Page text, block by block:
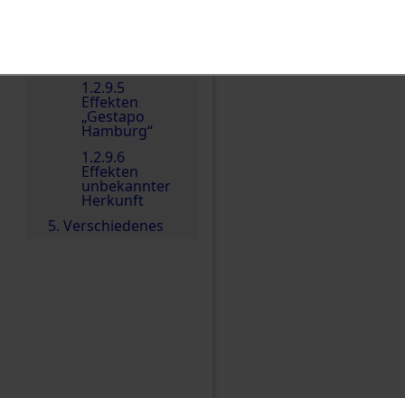
1.2.9.5
Effekten
„Gestapo
Hamburg“
1.2.9.6
Effekten
unbekannter
Herkunft
5. Verschiedenes